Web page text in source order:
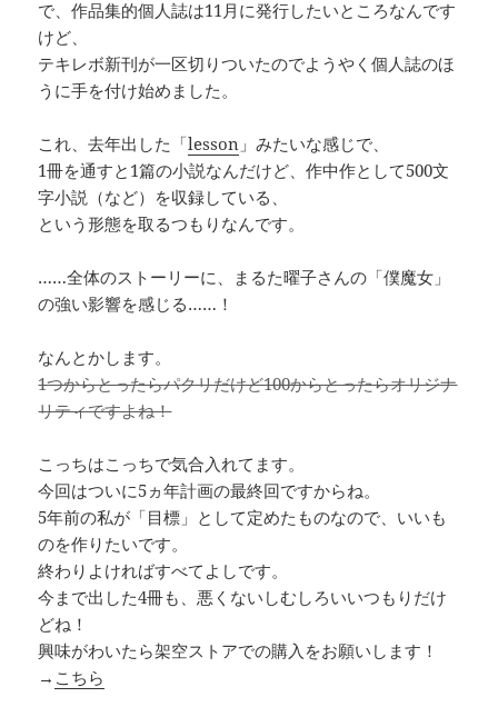
で、作品集的個人誌は11月に発行したいところなんです
けど、
テキレボ新刊が一区切りついたのでようやく個人誌のほ
うに手を付け始めました。
これ、去年出した「lesson 」みたいな感じで、
1冊を通すと1篇の小説なんだけど、作中作として500文
字小説（など）を収録している、
という形態を取るつもりなんです。
……全体のストーリーに、まるた曜子さんの「僕魔女」
の強い影響を感じる……！
なんとかします。
1つからとったらパクリだけど100からとったらオリジナ
リティですよね！
こっちはこっちで気合入れてます。
今回はついに5ヵ年計画の最終回ですからね。
5年前の私が「目標」として定めたものなので、いいも
のを作りたいです。
終わりよければすべてよしです。
今まで出した4冊も、悪くないしむしろいいつもりだけ
どね！
興味がわいたら架空ストアでの購入をお願いします！
→ こちら